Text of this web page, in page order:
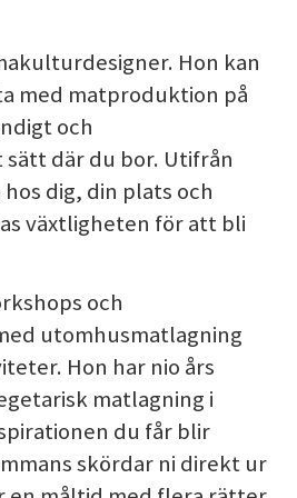
Hon kan
med matproduktion på
och
sätt där du bor. Utifrån
dig, din plats och
växtligheten för att bli
och
utomhusmatlagning
Hon har nio års
matlagning i
du får blir
skördar ni direkt ur